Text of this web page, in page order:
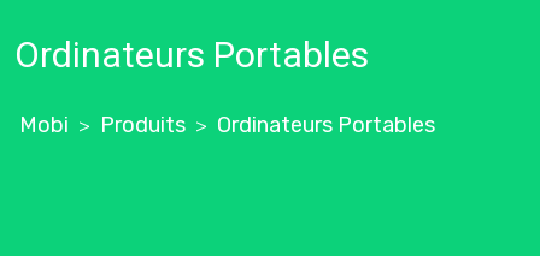
Ordinateurs Portables
Mobi > Produits > Ordinateurs Portables